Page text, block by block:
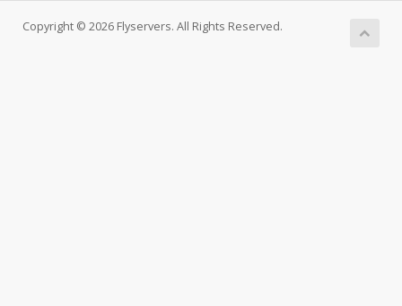
Copyright © 2026 Flyservers. All Rights Reserved.